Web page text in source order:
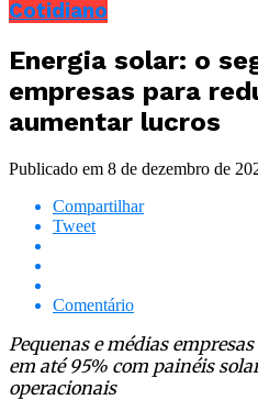
Cotidiano
Energia solar: o
empresas para
aumentar lucros
Publicado em 8 de dezembro de
Compartilhar
Tweet
Comentário
Pequenas e médias
em até 95% com painéis
operacionais